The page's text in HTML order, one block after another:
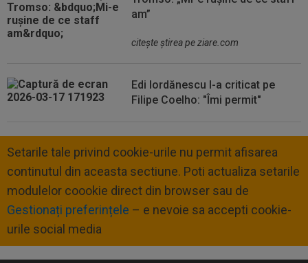
am”
citeşte ştirea pe ziare.com
Edi Iordănescu l-a criticat pe
Filipe Coelho: "Îmi permit"
Setarile tale privind cookie-urile nu permit afisarea
continutul din aceasta sectiune. Poti actualiza setarile
modulelor coookie direct din browser sau de
Gestionați preferințele – e nevoie sa accepti cookie-
urile social media